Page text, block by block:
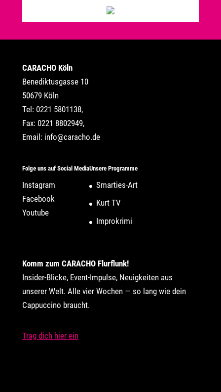
CARACHO Köln
Benediktusgasse 10
50679 Köln
Tel: 0221 5801138,
Fax: 0221 8802949,
Email: info@caracho.de
Folge uns auf Social Media
Instagram
Facebook
Youtube
Unsere Programme
Smarties-Art
Kurt TV
Improkrimi
Komm zum CARACHO Flurflunk!
Insider-Blicke, Event-Impulse, Neuigkeiten aus
unserer Welt. Alle vier Wochen — so lang wie dein
Cappuccino braucht.
Trag dich hier ein